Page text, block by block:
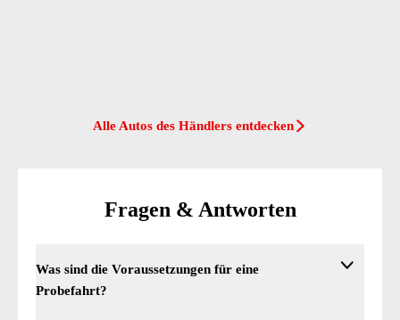
Alle Autos des Händlers entdecken
Fragen & Antworten
Was sind die Voraussetzungen für eine
Probefahrt?